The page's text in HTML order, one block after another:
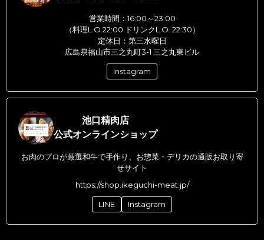
営業時間：16:00～23:00
（料理L.O.22:00 ドリンクL.O. 22:30）
定休日：第三水曜日
広島県福山市三之丸町3-1 三之丸東ビル
Instagram
池口精肉店
公式オンラインショップ
お肉のプロが厳選和牛で手作り、お惣菜・デリカの通販お取り寄
せサイト
https://shop.ikeguchi-meat.jp/
LINE Instagram